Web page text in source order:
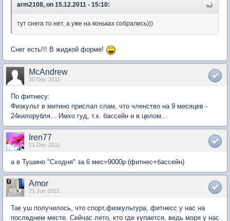
arm2108, on 15.12.2011 - 15:10:
тут снега то нет, а уже на коньках собрались)))
Снег есть!!! В жидкой форме!
McAndrew
20 Dec 2011
По фитнесу:
Физкульт в митино прислал спам, что членство на 9 месяцев -
24килорубля... Имхо гуд, т.к. бассейн и в целом...
Iren77
21 Dec 2011
а в Тушино "Сходня" за 6 мес=9000р (фитнес+бассейн)
Amor
21 Jun 2012
Так уш получилось, что спорт,физкультура, фитнесс у нас на
последнем месте. Сейчас лето, кто где купается, ведь моря у нас